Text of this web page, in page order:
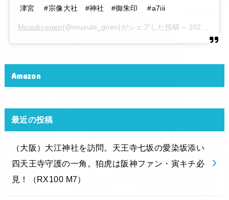
津宮 #宗像大社 #神社 #御朱印 #a7iii
Musubi-goen(@musubi_goen)がシェアした投稿 – 2020年 6月月6日午後10時15分PDT
Amazon
最近の投稿
（大阪）大江神社を訪問。天王寺七坂の愛染坂添い
四天王寺守護の一角。狛虎は阪神ファン・寅キチ必
見！（RX100 M7）